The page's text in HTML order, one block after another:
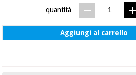
quantità
Aggiungi al carrello